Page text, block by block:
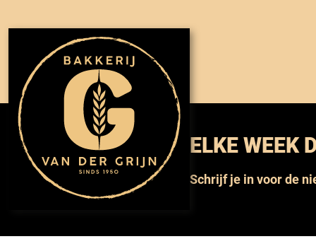
ELKE WEEK
Schrijf je in voor de